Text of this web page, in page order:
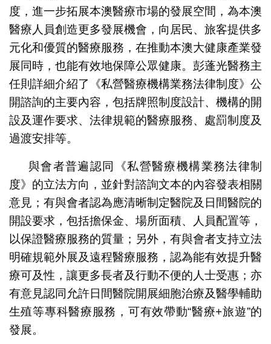
度，進一步拓展本澳醫療市場的發展空間，為本澳
醫療人員創造更多發展機會，向居民、旅客提供多
元化和優質的醫療服務，在推動本澳大健康產業發
展同時，也能有效地保障公眾健康。彭蓬光醫務主
任則詳細介紹了《私營醫療機構業務法律制度》公
開諮詢的主要內容，包括牌照制度設計、機構的開
設及運作要求、法律規範的醫療服務、處罰制度及
過渡安排等。
與會者普遍認同《私營醫療機構業務法律制
度》的立法方向，並針對諮詢文本的內容發表相關
意見；有與會者認為應清晰制定醫院及日間醫院的
開設要求，包括擔保金、場所面積、人員配置等，
以保證醫療服務的質量；另外，有與會者支持立法
明確規範外展及遠程醫療服務，認為能有效提升醫
療可及性，讓更多長者及行動不便的人士受惠；亦
有意見認同允許日間醫院開展細胞治療及醫學輔助
生殖等專科醫療服務，可有效帶動“醫療+旅遊”的
發展。